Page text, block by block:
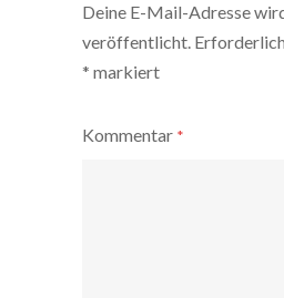
Deine E-Mail-Adresse
veröffentlicht.
* markiert
Kommentar *